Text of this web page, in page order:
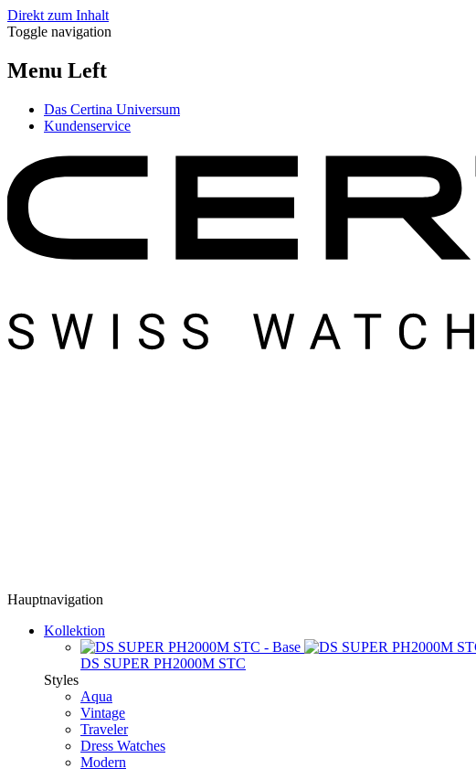
Direkt zum Inhalt
Toggle navigation
Menu Left
Das Certina Universum
Kundenservice
Hauptnavigation
Kollektion
DS SUPER PH2000M STC
Styles
Aqua
Vintage
Traveler
Dress Watches
Modern